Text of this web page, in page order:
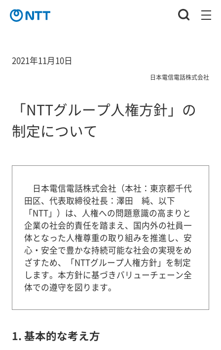
2021年11月10日
日本電信電話株式会社
「NTTグループ人権方針」の
制定について
日本電信電話株式会社（本社：東京都千代
田区、代表取締役社長：澤田 純、以下
「NTT」）は、人権への問題意識の高まりと
企業の社会的責任を踏まえ、国内外の社員一
体となった人権尊重の取り組みを推進し、安
心・安全で豊かな持続可能な社会の実現をめ
ざすため、「NTTグループ人権方針」を制定
します。本方針に基づきバリューチェーン全
体での遵守を図ります。
1. 基本的な考え方